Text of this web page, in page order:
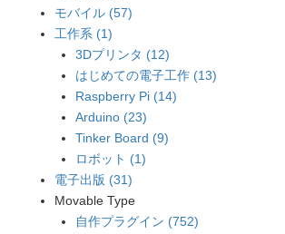
モバイル (57)
工作系 (1)
3Dプリンタ (12)
はじめての電子工作 (13)
Raspberry Pi (14)
Arduino (23)
Tinker Board (9)
ロボット (1)
電子出版 (31)
Movable Type
自作プラグイン (752)